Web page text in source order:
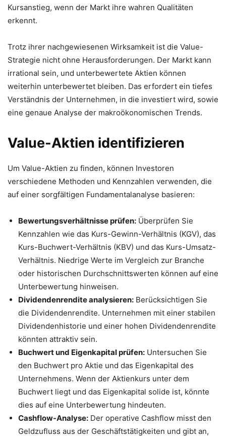
Kursanstieg, wenn der Markt ihre wahren Qualitäten
erkennt.
Trotz ihrer nachgewiesenen Wirksamkeit ist die Value-
Strategie nicht ohne Herausforderungen. Der Markt kann
irrational sein, und unterbewertete Aktien können
weiterhin unterbewertet bleiben. Das erfordert ein tiefes
Verständnis der Unternehmen, in die investiert wird, sowie
eine genaue Analyse der makroökonomischen Trends.
Value-Aktien identifizieren
Um Value-Aktien zu finden, können Investoren
verschiedene Methoden und Kennzahlen verwenden, die
auf einer sorgfältigen Fundamentalanalyse basieren:
Bewertungsverhältnisse prüfen: Überprüfen Sie
Kennzahlen wie das Kurs-Gewinn-Verhältnis (KGV), das
Kurs-Buchwert-Verhältnis (KBV) und das Kurs-Umsatz-
Verhältnis. Niedrige Werte im Vergleich zur Branche
oder historischen Durchschnittswerten können auf eine
Unterbewertung hinweisen.
Dividendenrendite analysieren: Berücksichtigen Sie
die Dividendenrendite. Unternehmen mit einer stabilen
Dividendenhistorie und einer hohen Dividendenrendite
könnten attraktiv sein.
Buchwert und Eigenkapital prüfen: Untersuchen Sie
den Buchwert pro Aktie und das Eigenkapital des
Unternehmens. Wenn der Aktienkurs unter dem
Buchwert liegt und das Eigenkapital solide ist, könnte
dies auf eine Unterbewertung hindeuten.
Cashflow-Analyse: Der operative Cashflow misst den
Geldzufluss aus der Geschäftstätigkeiten und gibt an,